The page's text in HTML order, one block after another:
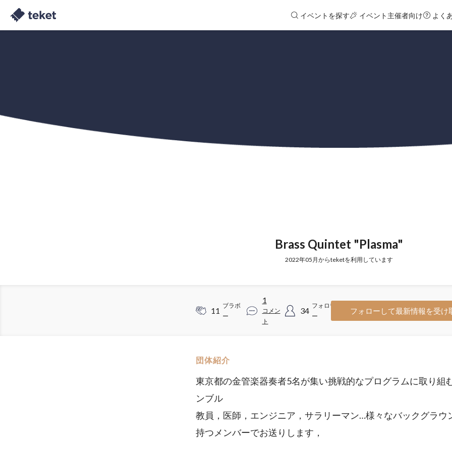
イベントを探す イベント主催者向け よく
Brass Quintet "Plasma"
2022年05月からteketを利用しています
11
ブラボ
ー
1
コメン
ト
34
フォロワ
ー
フォローして最新情報を受け
団体紹介
東京都の金管楽器奏者5名が集い挑戦的なプログラムに取り組
ンブル
教員，医師，エンジニア，サラリーマン…様々なバックグラウ
持つメンバーでお送りします，